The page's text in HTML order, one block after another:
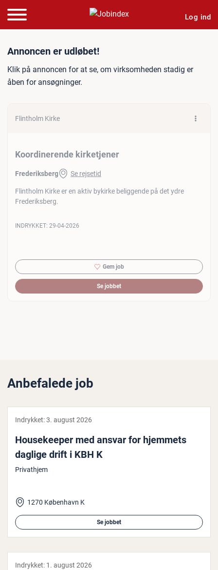
Log ind
Jobannonce:
Annoncen er udløbet!
Klik på annoncen for at se, om virksomheden stadig er
åben for ansøgninger.
Flintholm Kirke
Koordinerende kirketjener
Frederiksberg Se rejsetid
Flintholm Kirke er en aktiv bykirke beliggende på det ydre
Frederiksberg.
INDRYKKET: 29-04-2026
Gem job
Se jobbet
Anbefalede job
Indrykket:3. august 2026
Hou­se­ke­e­per med ansvar for hjemmets
daglige drift i KBH K
Privathjem
1270 København K
Se jobbet
Indrykket: 1. august 2026